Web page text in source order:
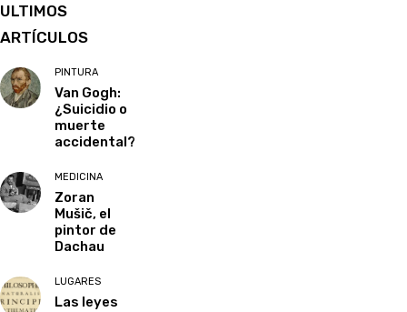
ULTIMOS
ARTÍCULOS
PINTURA
Van Gogh:
¿Suicidio o
muerte
accidental?
MEDICINA
Zoran
Mušič, el
pintor de
Dachau
LUGARES
Las leyes